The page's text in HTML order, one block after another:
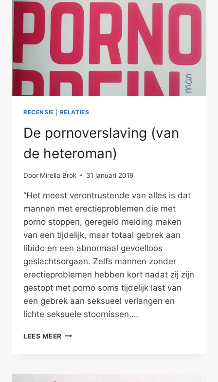
RECENSIE RELATIES
De pornoverslaving (van
de heteroman)
Door Mirella Brok 31 januari 2019
“Het meest verontrustende van alles is dat
mannen met erectieproblemen die met
porno stoppen, geregeld melding maken
van een tijdelijk, maar totaal gebrek aan
libido en een abnormaal gevoelloos
geslachtsorgaan. Zelfs mannen zonder
erectieproblemen hebben kort nadat zij zijn
gestopt met porno soms tijdelijk last van
een gebrek aan seksueel verlangen en
lichte seksuele stoornissen,…
LEES MEER DE